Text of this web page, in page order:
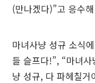
(만나겠다)”고 응수
마녀사냥 성규 소식
들 슬프다!”, “마녀
냥 성규, 다 파헤칠